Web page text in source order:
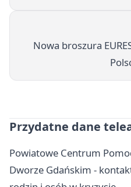
Nowa broszura
Przydatne dane
Powiatowe Centrum
Dworze Gdańskim -